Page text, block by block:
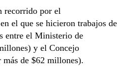
recorrido por el
el que se hicieron trabajos de
entre el Ministerio de
y el Concejo
de $62 millones).